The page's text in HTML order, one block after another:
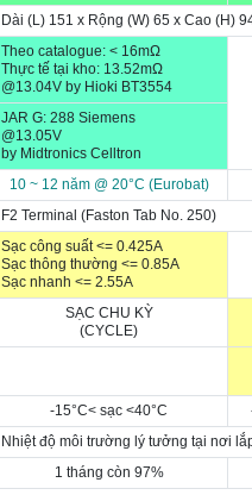
Dài (L) 151 x Rộng (W) 65 x Cao (H)
Theo catalogue: < 16mΩ
Thực tế tại kho: 13.52mΩ
@13.04V by Hioki BT3554
JAR G: 288 Siemens
@13.05V
by Midtronics Celltron
10 ~ 12 năm @ 20°C (Eurobat)
F2 Terminal (Faston Tab No. 250)
Sạc công suất <= 0.425A
Sạc thông thường <= 0.85A
Sạc nhanh <= 2.55A
SẠC CHU KỲ
(CYCLE)
-15°C< sạc <40°C
Nhiệt độ môi trường lý tưởng tại nơi
1 tháng còn 97%